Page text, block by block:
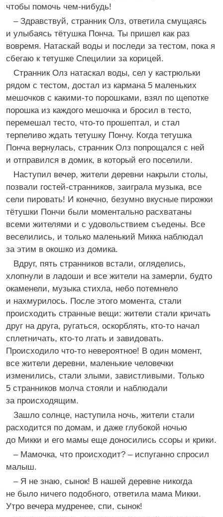
чтобы помочь чем-нибудь!
– Здравствуй, странник Олз, ответила смущаясь
и улыбаясь тётушка Понча. Ты пришел как раз
вовремя. Натаскай воды и последи за тестом, пока я
сбегаю к тетушке Специлии за корицей.
Странник Олз натаскал воды, сел у кастрюльки
рядом с тестом, достал из кармана 5 маленьких
мешочков с какими-то порошками, взял по щепотке
порошка из каждого мешочка и бросил в тесто,
перемешал тесто, что-то прошептал, и стал
терпеливо ждать тетушку Пончу. Когда тетушка
Понча вернулась, странник Олз попрощался с ней
и отправился в домик, в который его поселили.
Наступил вечер, жители деревни накрыли столы,
позвали гостей-странников, заиграла музыка, все
сели пировать! И конечно, безумно вкусные пирожки
тётушки Пончи были моментально расхватаны
всеми жителями и с удовольствием съедены. Все
веселились, и только маленький Микка наблюдал
за этим в окошко из домика.
Вдруг, пять странников встали, огляделись,
хлопнули в ладоши и все жители на замерли, будто
окаменели, музыка стихла, небо потемнело
и нахмурилось. После этого момента, стали
происходить странные вещи: жители стали кричать
друг на друга, ругаться, оскорблять, кто-то начал
сплетничать, кто-то лгать и завидовать.
Происходило что-то невероятное! В один момент,
все жители деревни, маленькие человечки
изменились, стали злыми, завистливыми. Только
5 странников молча стояли и наблюдали
за происходящим.
Зашло солнце, наступила ночь, жители стали
расходится по домам, и даже глубокой ночью
до Микки и его мамы еще доносились ссоры и крики.
– Мамочка, что происходит? – испуганно спросил
малыш.
– Я не знаю, сынок! В нашей деревне никогда
не было ничего подобного, ответила мама Микки.
Утро вечера мудренее, спи, сынок!